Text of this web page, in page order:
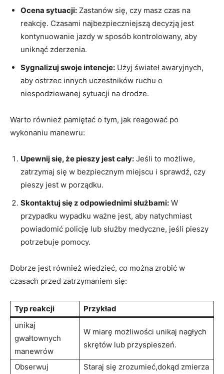
Ocena sytuacji: Zastanów się, czy masz czas na
reakcję. Czasami najbezpieczniejszą decyzją jest
kontynuowanie jazdy w sposób kontrolowany, aby
uniknąć zderzenia.
Sygnalizuj swoje intencje: Użyj świateł awaryjnych,
aby ostrzec innych uczestników ruchu o
niespodziewanej sytuacji na drodze.
Warto również pamiętać o tym, jak reagować po
wykonaniu manewru:
Upewnij się, że pieszy jest cały: Jeśli to możliwe,
zatrzymaj się w bezpiecznym miejscu i sprawdź, czy
pieszy jest w porządku.
Skontaktuj się z odpowiednimi służbami: W
przypadku wypadku ważne jest, aby natychmiast
powiadomić policję lub służby medyczne, jeśli pieszy
potrzebuje pomocy.
Dobrze jest również wiedzieć, co można zrobić w
czasach przed zatrzymaniem się:
Typ reakcji
Przykład
unikaj
gwałtownych
manewrów
W miarę możliwości unikaj nagłych
skrętów lub przyspieszeń.
Obserwuj
Staraj się zrozumieć,dokąd zmierza